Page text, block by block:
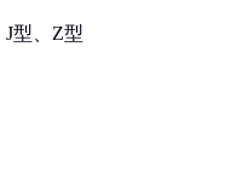
型、Z型